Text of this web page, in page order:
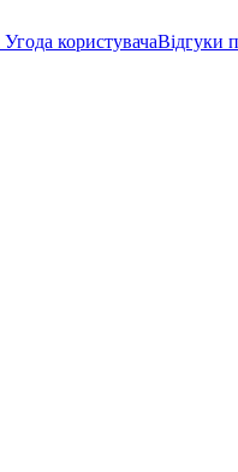
Угода користувачаВідгуки